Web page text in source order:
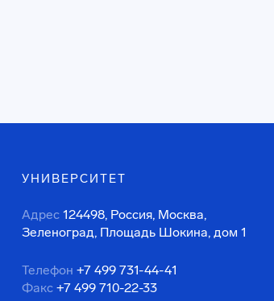
УНИВЕРСИТЕТ
Адрес 124498, Россия, Москва,
Зеленоград, Площадь Шокина, дом 1
Телефон +7 499 731-44-41
Факс +7 499 710-22-33